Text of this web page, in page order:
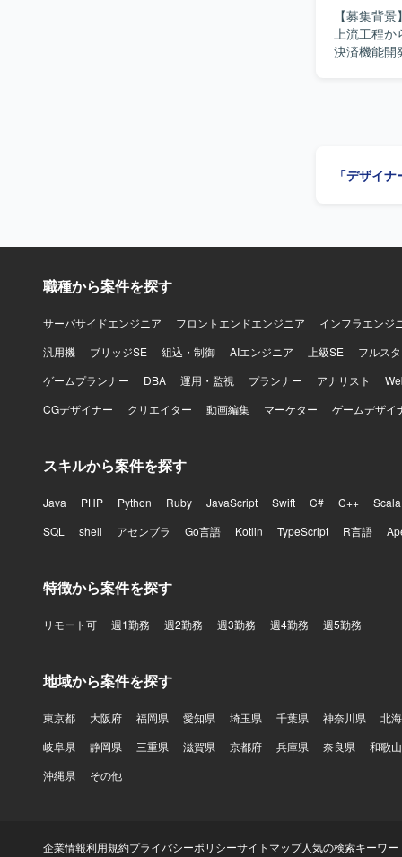
【募集背
上流工程からリー
決済機能開
工程から
境】 PHP
「デザイ
職種から案件を探す
サーバサイドエンジニア フロントエンドエンジニア
インフラエンジ
汎用機
ブリッジSE 組込・制御 AIエンジニア 上級SE
フルス
ゲームプランナー
DBA 運用・監視 プランナー アナリスト
CGデザイナー
クリエイター 動画編集 マーケター ゲームデザイ
スキルから案件を探す
Java PHP Python Ruby JavaScript Swift C# C++
Scala
SQL
shell アセンブラ Go言語 Kotlin TypeScript R言語
特徴から案件を探す
リモート可 週1勤務 週2勤務 週3勤務 週4勤務 週5勤務
地域から案件を探す
東京都 大阪府 福岡県 愛知県 埼玉県 千葉県 神奈川県
北
岐阜県
静岡県 三重県 滋賀県 京都府 兵庫県 奈良県
和歌
沖縄県
その他
企業情報利用規約プライバシーポリシーサイトマップ人気の検索キーワー